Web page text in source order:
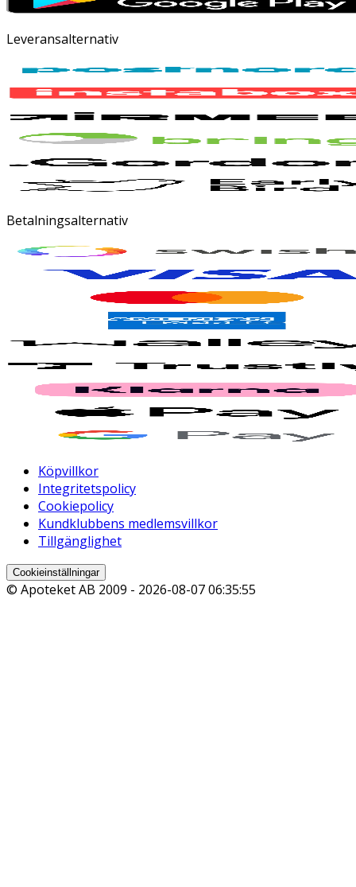
Leveransalternativ
Betalningsalternativ
Köpvillkor
Integritetspolicy
Cookiepolicy
Kundklubbens medlemsvillkor
Tillgänglighet
Cookieinställningar
© Apoteket AB 2009 - 2026-08-07 06:35:55